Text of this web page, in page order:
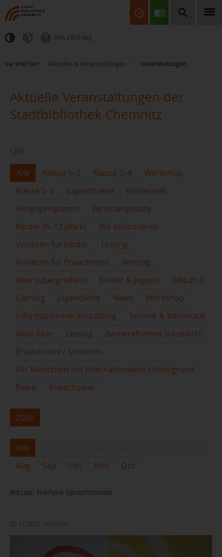
Finden Sie Informationen, Bücher, CDs & DVDs, Spiele, BluRays,
Zeitschriften und vieles mehr...
Sie sind hier: Aktuelles & Veranstaltungen Veranstaltungen
Aktuelle Veranstaltungen der
Stadtbibliothek Chemnitz
List
Alle Klasse 1–2 Klasse 3–4
Workshop
Klasse 5–6
Jugendszene
Kinderwelt
Ferienprogramm
Ferienangebote
Kinder (6–12 Jahre)
Wir informieren
Vorlesen für Kinder
Lesung
Vorlesen für Erwachsene
Vortrag
Altersübergreifend
Kinder & Jugend
BibLab-C
Gaming
Jugendliche News
Workshop
Informationsveranstaltung
Technik & Informatik
Aktiv Älter
Lesung
Barrierefreiheit (räumlich)
Erwachsene / Senioren
Für Menschen mit internationalem Hintergrund
Event
Erwachsene
2026
Alle
Aug
Sep Okt Nov Dez
BibLab: Freifunk Sprechstunde
02.11.2026 16:00 Uhr